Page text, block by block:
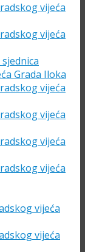
vijeća
vijeća
Grada Iloka
vijeća
vijeća
vijeća
vijeća
vijeća
vijeća